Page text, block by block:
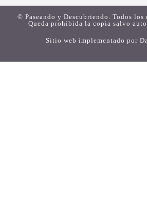
© Paseando y Descubriendo. Todos los
Queda prohibida la copia salvo
Sitio web implementado por